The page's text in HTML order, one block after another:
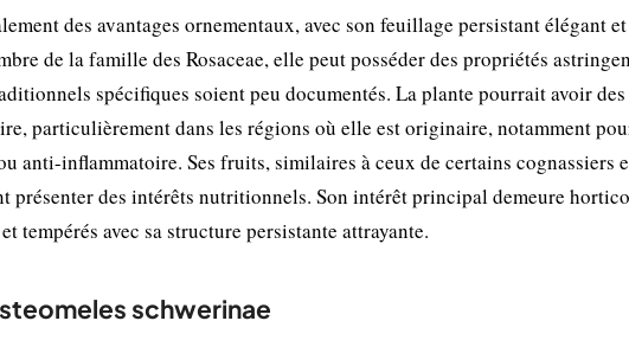
des avantages ornementaux, avec son feuillage persistant élégant et
de la famille des Rosaceae, elle peut posséder des propriétés
spécifiques soient peu documentés. La plante pourrait avoir des
particulièrement dans les régions où elle est originaire, notamment
anti-inflammatoire. Ses fruits, similaires à ceux de certains cognassiers
présenter des intérêts nutritionnels. Son intérêt principal demeure
tempérés avec sa structure persistante attrayante.
schwerinae